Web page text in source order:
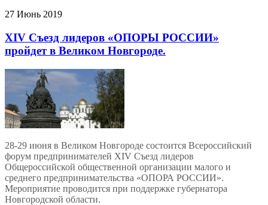
27 Июнь 2019
XIV Съезд лидеров «ОПОРЫ РОССИИ»
пройдет в Великом Новгороде.
28-29 июня в Великом Новгороде состоится Всероссийский
форум предпринимателей XIV Съезд лидеров
Общероссийской общественной организации малого и
среднего предпринимательства «ОПОРА РОССИИ».
Мероприятие проводится при поддержке губернатора
Новгородской области.